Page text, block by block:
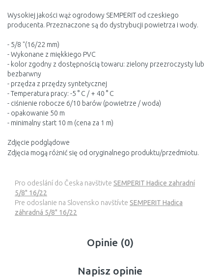
Wysokiej jakości wąż ogrodowy SEMPERIT od czeskiego
producenta. Przeznaczone są do dystrybucji powietrza i wody.
- 5/8 "(16/22 mm)
- Wykonane z miękkiego PVC
- kolor zgodny z dostępnością towaru: zielony przezroczysty lub
bezbarwny
- przędza z przędzy syntetycznej
- Temperatura pracy: -5 ° C / + 40 ° C
- ciśnienie robocze 6/10 barów (powietrze / woda)
- opakowanie 50 m
- minimalny start 10 m (cena za 1 m)
Zdjęcie podglądowe
Zdjęcia mogą różnić się od oryginalnego produktu/przedmiotu.
Pro odeslání do Česka navštivte SEMPERIT Hadice zahradní
5/8" 16/22
Pre odoslanie na Slovensko navštívte SEMPERIT Hadica
záhradná 5/8" 16/22
Opinie (0)
Napisz opinie